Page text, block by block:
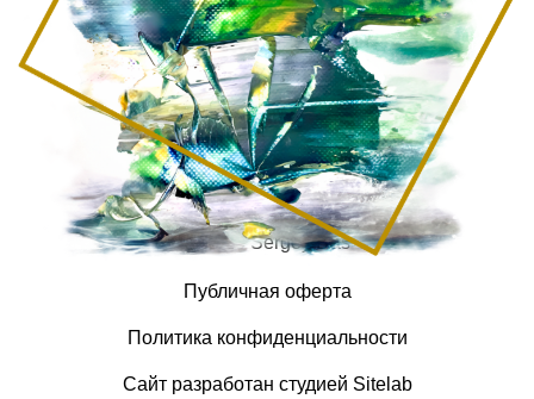
© 2026 Sergey Das
Публичная оферта
Политика конфиденциальности
Сайт разработан студией Sitelab